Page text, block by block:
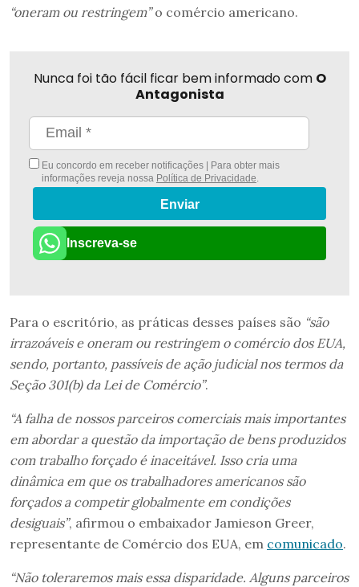
“oneram ou restringem”o comércio americano.
Nunca foi tão fácil ficar bem informado com O
Antagonista
Eu concordo em receber notificações | Para obter mais
informações reveja nossa Política de Privacidade
Enviar
Inscreva-se
Para o escritório, as práticas desses países são “são
irrazoáveis ​​e oneram ou restringem o comércio dos EUA,
sendo, portanto, passíveis de ação judicial nos termos da
Seção 301(b) da Lei de Comércio”.
“A falha de nossos parceiros comerciais mais importantes
em abordar a questão da importação de bens produzidos
com trabalho forçado é inaceitável. Isso cria uma
dinâmica em que os trabalhadores americanos são
forçados a competir globalmente em condições
desiguais”, afirmou o embaixador Jamieson Greer,
representante de Comércio dos EUA, em comunicado.
“Não toleraremos mais essa disparidade. Alguns parceiros